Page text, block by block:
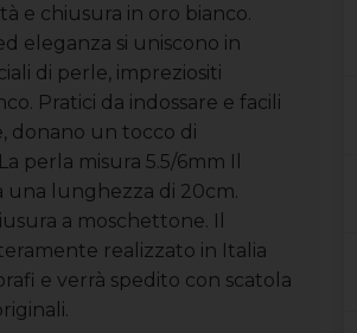
e chiusura in oro bianco.
eleganza si uniscono in
di perle, impreziositi
Pratici da indossare e facili
donano un tocco di
perla misura 5.5/6mm Il
una lunghezza di 20cm.
a moschettone. Il
realizzato in Italia
e verrà spedito con scatola